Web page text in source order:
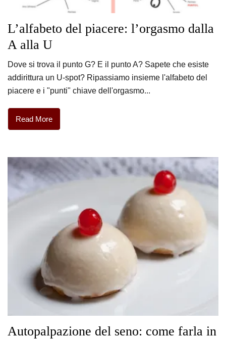
L’alfabeto del piacere: l’orgasmo dalla
A alla U
Dove si trova il punto G? E il punto A? Sapete che esiste
addirittura un U-spot? Ripassiamo insieme l'alfabeto del
piacere e i "punti" chiave dell'orgasmo...
Read More
Autopalpazione del seno: come farla in